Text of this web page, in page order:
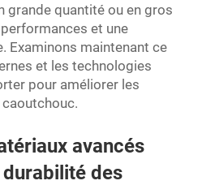
grande quantité ou en gros
et une
Examinons maintenant ce
et les technologies
pour améliorer les
avancés
des